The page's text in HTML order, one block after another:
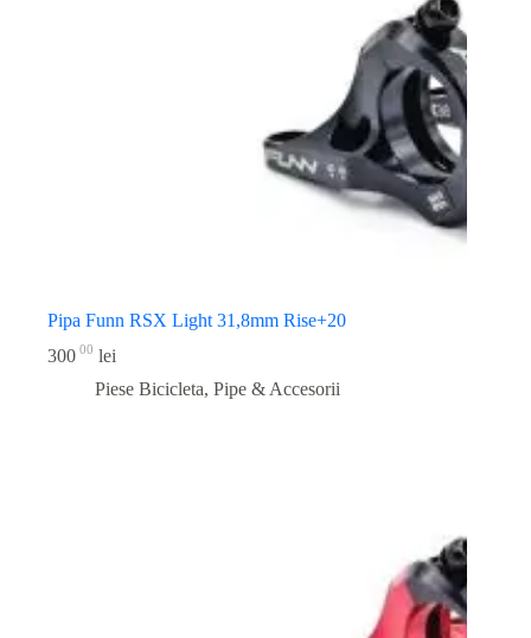
Pipa Funn RSX Light 31,8mm Rise+20
300 00 lei
Piese Bicicleta, Pipe & Accesorii